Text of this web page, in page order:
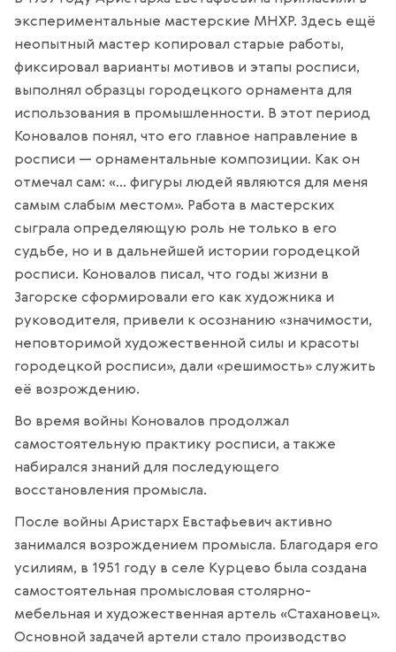
экспериментальные мастерские МНХР. Здесь ещё
неопытный мастер копировал старые работы,
фиксировал варианты мотивов и этапы росписи,
выполнял образцы городецкого орнамента для
использования в промышленности. В этот период
Коновалов понял, что его главное направление в
росписи — орнаментальные композиции. Как он
отмечал сам: «... фигуры людей являются для меня
самым слабым местом». Работа в мастерских
сыграла определяющую роль не только в его
судьбе, но и в дальнейшей истории городецкой
росписи. Коновалов писал, что годы жизни в
Загорске сформировали его как художника и
руководителя, привели к осознанию «значимости,
неповторимой художественной силы и красоты
городецкой росписи», дали «решимость» служить
её возрождению.
Во время войны Коновалов продолжал
самостоятельную практику росписи, а также
набирался знаний для последующего
восстановления промысла.
После войны Аристарх Евстафьевич активно
занимался возрождением промысла. Благодаря его
усилиям, в 1951 году в селе Курцево была создана
самостоятельная промысловая столярно-
мебельная и художественная артель «Стахановец».
Основной задачей артели стало производство